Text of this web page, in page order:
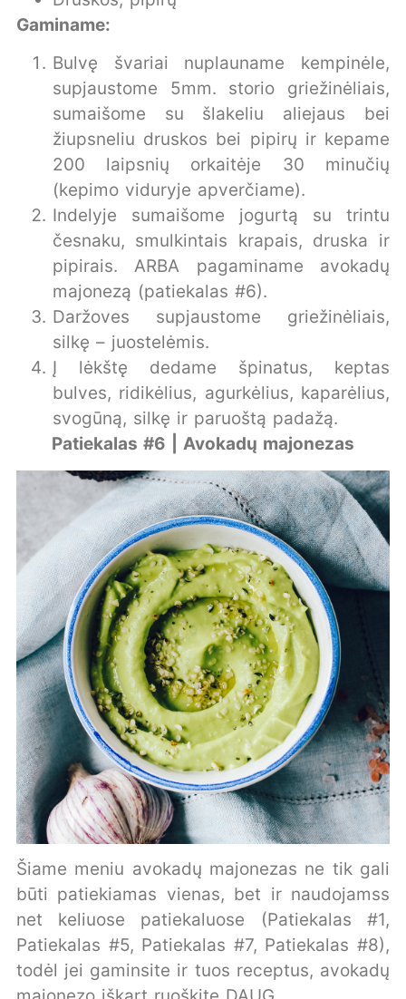
Gaminame:
Bulvę švariai nuplauname kempinėle,
supjaustome 5mm. storio griežinėliais,
sumaišome su šlakeliu aliejaus bei
žiupsneliu druskos bei pipirų ir kepame
200 laipsnių orkaitėje 30 minučių
(kepimo viduryje apverčiame).
Indelyje sumaišome jogurtą su trintu
česnaku, smulkintais krapais, druska ir
pipirais. ARBA pagaminame avokadų
majonezą (patiekalas #6).
Daržoves supjaustome griežinėliais,
silkę – juostelėmis.
Į lėkštę dedame špinatus, keptas
bulves, ridikėlius, agurkėlius, kaparėlius,
svogūną, silkę ir paruoštą padažą.
Patiekalas #6 | Avokadų majonezas
Šiame meniu avokadų majonezas ne tik gali
būti patiekiamas vienas, bet ir naudojamss
net keliuose patiekaluose (Patiekalas #1,
Patiekalas #5, Patiekalas #7, Patiekalas #8),
todėl jei gaminsite ir tuos receptus, avokadų